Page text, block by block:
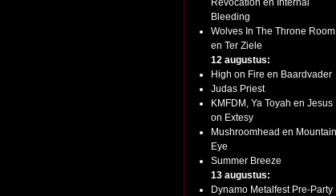
Revocation en Internal
Bleeding
Wolves In The Throne Room
en Ter Ziele
12 augustus:
High on Fire en Baardvader
Judas Priest
KMFDM, Ya Toyah en Jesus
on Extesy
Mushroomhead en Mountain
Eye
Summer Breeze
13 augustus:
Dynamo Metalfest Pre-Party